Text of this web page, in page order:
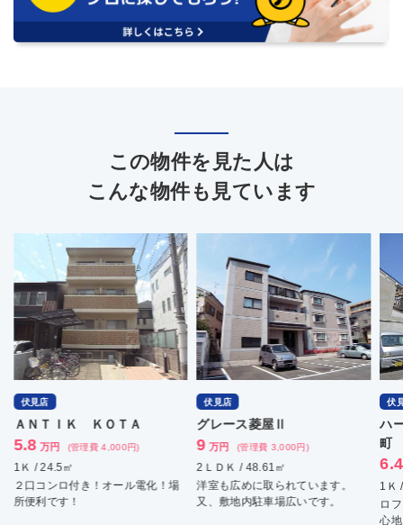
この物件を見た人は
こんな物件も見ています
伏見店
ＡＮＴＩＫ ＫＯＴＡ
5.8 万円 (管理費 4,000円)
1Ｋ / 24.5㎡
２口コンロ付き！オール電化！場
所便利です！
伏見店
グレース菱屋Ⅱ
9 万円 (管理費 3,000円)
2ＬＤＫ / 48.61㎡
洋室も広めに取られています。
又、敷地内駐車場広いです。
伏
ハ
町
6.4
1Ｋ
ロ
心